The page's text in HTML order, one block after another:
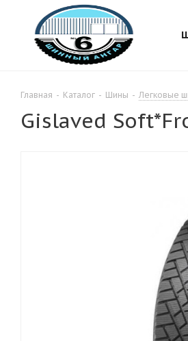
Главная - Каталог - Шины - Легковые
Gislaved